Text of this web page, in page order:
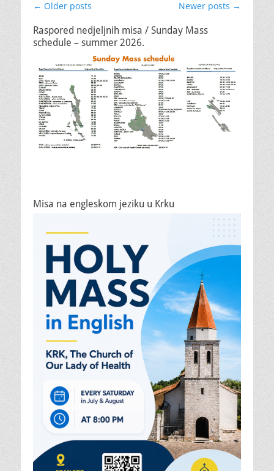
Post
← Older posts Newer posts →
Raspored nedjeljnih misa / Sunday Mass
schedule – summer 2026.
Misa na engleskom jeziku u Krku